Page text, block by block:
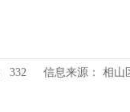
332 信息来源： 相山